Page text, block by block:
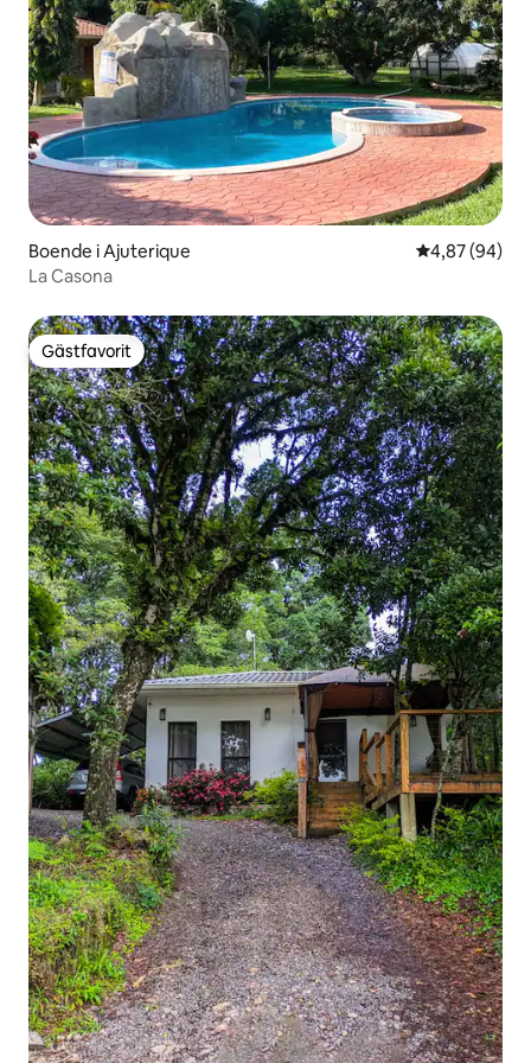
Boende i Ajuterique 4,87 av 5 i
4,87 (94)
La Casona
Gästfavorit
Gästfavorit